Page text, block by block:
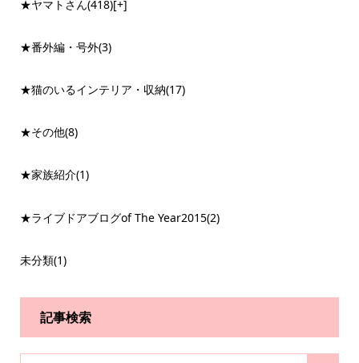
★ヤマトさん(418)[+]
★番外編・号外(3)
★猫のいるインテリア・収納(17)
★その他(8)
★家族紹介(1)
★ライブドアブログof The Year2015(2)
未分類(1)
記事検索